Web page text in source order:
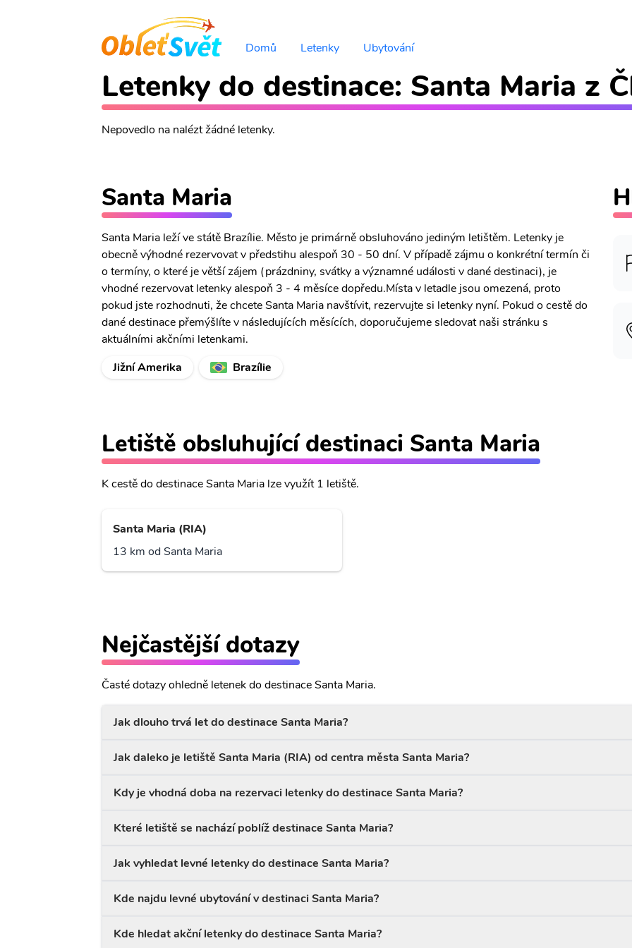
Domů Letenky Ubytování
Letenky do destinace: Santa Maria z
Nepovedlo na nalézt žádné letenky.
Santa Maria
Santa Maria leží ve státě Brazílie. Město je primárně obsluhováno jediným letištěm. Letenky je
obecně výhodné rezervovat v předstihu alespoň 30 - 50 dní. V případě zájmu o konkrétní termín či
o termíny, o které je větší zájem (prázdniny, svátky a významné události v dané destinaci), je
vhodné rezervovat letenky alespoň 3 - 4 měsíce dopředu.Místa v letadle jsou omezená, proto
pokud jste rozhodnuti, že chcete Santa Maria navštívit, rezervujte si letenky nyní. Pokud o cestě do
dané destinace přemýšlíte v následujících měsících, doporučujeme sledovat naši stránku s
aktuálními akčními letenkami.
Jižní Amerika
Brazílie
Letiště obsluhující destinaci Santa Maria
K cestě do destinace Santa Maria lze využít 1 letiště.
Santa Maria (RIA)
13 km od Santa Maria
Nejčastější dotazy
Časté dotazy ohledně letenek do destinace Santa Maria.
Jak dlouho trvá let do destinace Santa Maria?
Jak daleko je letiště Santa Maria (RIA) od centra města Santa Maria?
Kdy je vhodná doba na rezervaci letenky do destinace Santa Maria?
Které letiště se nachází poblíž destinace Santa Maria?
Jak vyhledat levné letenky do destinace Santa Maria?
Kde najdu levné ubytování v destinaci Santa Maria?
Kde hledat akční letenky do destinace Santa Maria?